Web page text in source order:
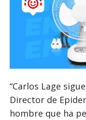
“Carlos Lage
Director de
hombre que ha